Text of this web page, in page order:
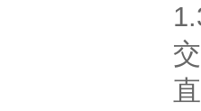
1.3
交流
直流